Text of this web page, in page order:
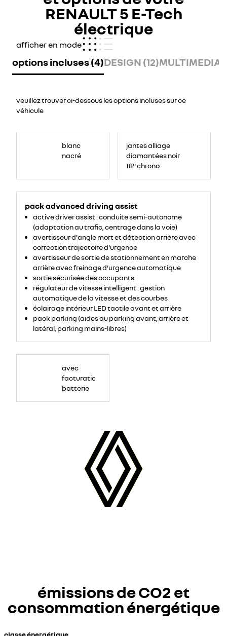
RENAULT 5 E-Tech
électrique
afficher en mode
options incluses (4)DESIGN (12)MULTIMEDIA
veuillez trouver ci-dessous les options incluses sur ce
véhicule
blanc
nacré
jantes alliage
diamantées noir
18'' chrono
pack advanced driving assist
active driver assist : conduite semi-autonome
(adaptation au trafic, centrage dans la voie)
avertisseur d'angle mort et détection arrière avec
correction trajectoire d'urgence
avertisseur de sortie de stationnement en marche
arrière avec freinage d'urgence automatique
sortie sécurisée des occupants​
régulateur de vitesse intelligent : gestion
automatique de la vitesse et des courbes
éclairage intérieur LED tactile avant et arrière
pack parking (aides au parking avant, arrière et
latéral, parking mains-libres)
avec
facturation
batterie
émissions de CO2 et
consommation énergétique